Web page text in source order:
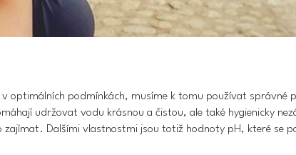
optimálních podmínkách, musíme k tomu používat správné
udržovat vodu krásnou a čistou, ale také hygienicky
zajímat. Dalšími vlastnostmi jsou totiž hodnoty pH, které se